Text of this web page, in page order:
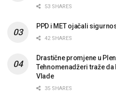
53 SHARES
PPD i MET ojačali
42 SHARES
Drastične promjene u
Tehnomenadžeri traže
Vlade
35 SHARES